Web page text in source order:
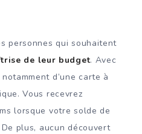
personnes qui souhaitent
de leur budget. Avec
d’une carte à
Vous recevrez
lorsque votre solde de
plus, aucun découvert